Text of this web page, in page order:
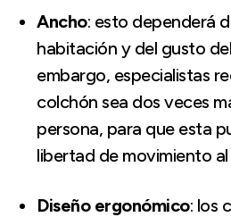
Ancho: esto dependerá
habitación y del gusto
embargo, especialistas
colchón sea dos veces
persona, para que esta
libertad de movimiento al
Diseño ergonómico: los